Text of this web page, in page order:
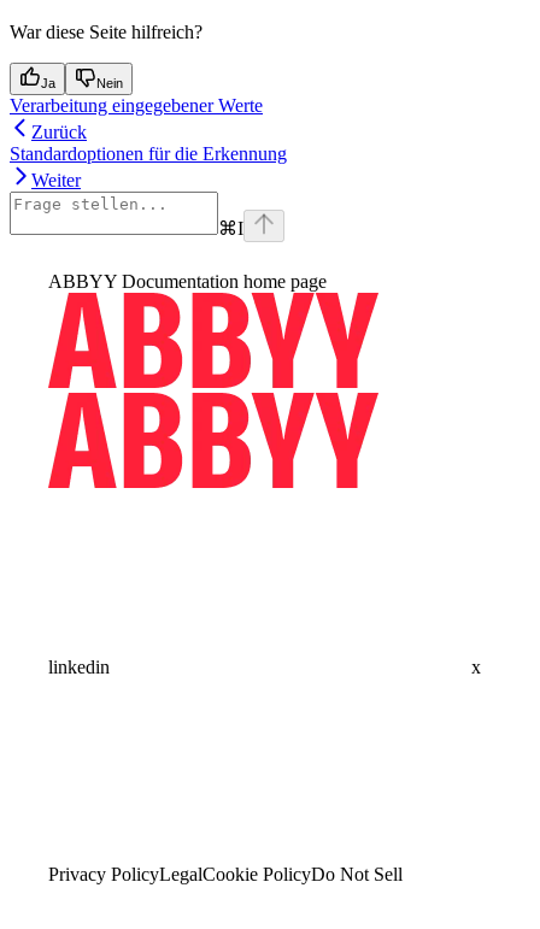
War diese Seite hilfreich?
Ja Nein
Verarbeitung eingegebener Werte
Zurück
Standardoptionen für die Erkennung
Weiter
⌘I
ABBYY Documentation home page
linkedin x
Privacy PolicyLegalCookie PolicyDo Not Sell